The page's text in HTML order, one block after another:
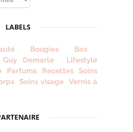
LABELS
Bougies
Box
Guy Demarle
Lifestyle
Parfums Recettes Soins
Soins visage Vernis à